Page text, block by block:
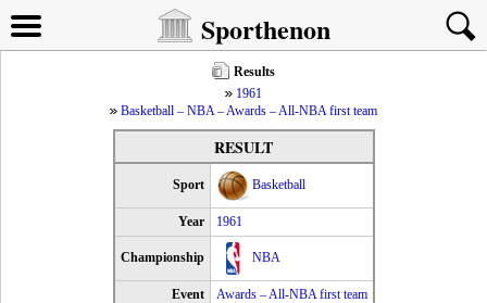
Sporthenon
Results
1961
Basketball – NBA – Awards – All-NBA first team
RESULT
Sport Basketball
Year 1961
Championship NBA
Event Awards – All-NBA first team